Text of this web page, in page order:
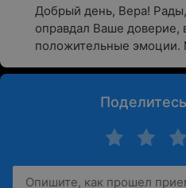
Добрый день, Вера!
оправдал Ваше доверие,
положительные эмоции.